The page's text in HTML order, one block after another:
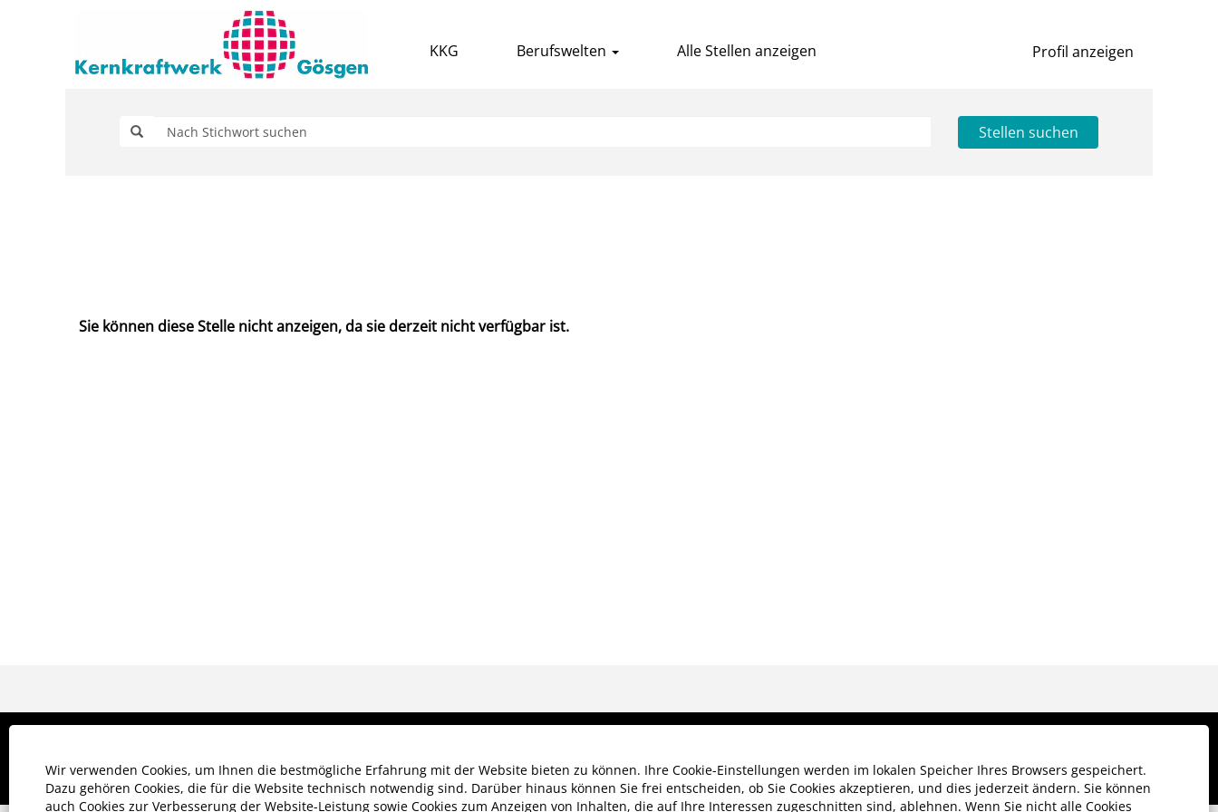
Wir verwenden Cookies, um Ihnen die bestmögliche Erfahrung mit der Website bieten zu können. Ihre Cookie-Einstellungen werden im lokalen Speicher Ihres Browsers gespeichert.
Dazu gehören Cookies, die für die Website technisch notwendig sind. Darüber hinaus können Sie frei entscheiden, ob Sie Cookies akzeptieren, und dies jederzeit ändern. Sie können
auch Cookies zur Verbesserung der Website-Leistung sowie Cookies zum Anzeigen von Inhalten, die auf Ihre Interessen zugeschnitten sind, ablehnen. Wenn Sie nicht alle Cookies
KKG Berufswelten Alle Stellen anzeigen Profil anzeigen
Stellen suchen
Sie können diese Stelle nicht anzeigen, da sie derzeit nicht verfügbar ist.
Personalvermittler